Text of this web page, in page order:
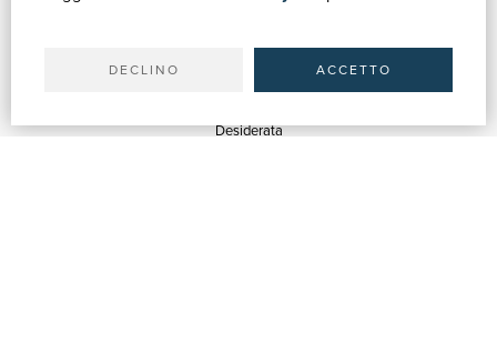
DECLINO ACCETTO
Spedizioni
Desiderata